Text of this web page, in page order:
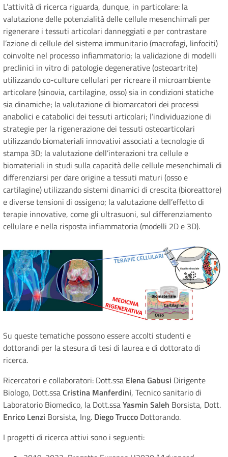
L’attività di ricerca riguarda, dunque, in particolare: la
valutazione delle potenzialità delle cellule mesenchimali per
rigenerare i tessuti articolari danneggiati e per contrastare
l’azione di cellule del sistema immunitario (macrofagi, linfociti)
coinvolte nel processo infiammatorio; la validazione di modelli
preclinici in vitro di patologie degenerative (osteoartrite)
utilizzando co-culture cellulari per ricreare il microambiente
articolare (sinovia, cartilagine, osso) sia in condizioni statiche
sia dinamiche; la valutazione di biomarcatori dei processi
anabolici e catabolici dei tessuti articolari; l’individuazione di
strategie per la rigenerazione dei tessuti osteoarticolari
utilizzando biomateriali innovativi associati a tecnologie di
stampa 3D; la valutazione dell’interazioni tra cellule e
biomateriali in studi sulla capacità delle cellule mesenchimali di
differenziarsi per dare origine a tessuti maturi (osso e
cartilagine) utilizzando sistemi dinamici di crescita (bioreattore)
e diverse tensioni di ossigeno; la valutazione dell’effetto di
terapie innovative, come gli ultrasuoni, sul differenziamento
cellulare e nella risposta infiammatoria (modelli 2D e 3D).
Su queste tematiche possono essere accolti studenti e
dottorandi per la stesura di tesi di laurea e di dottorato di
ricerca.
Ricercatori e collaboratori: Dott.ssa Elena Gabusi Dirigente
Biologo, Dott.ssaCristina Manferdini, Tecnico sanitario di
Laboratorio Biomedico, la Dott.ssaYasmin Saleh Borsista, Dott.
Enrico Lenzi Borsista, Ing. Diego Trucco Dottorando.
I progetti di ricerca attivi sono i seguenti: